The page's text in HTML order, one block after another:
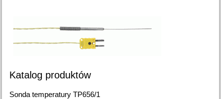
Katalog produktów
Sonda temperatury TP656/1